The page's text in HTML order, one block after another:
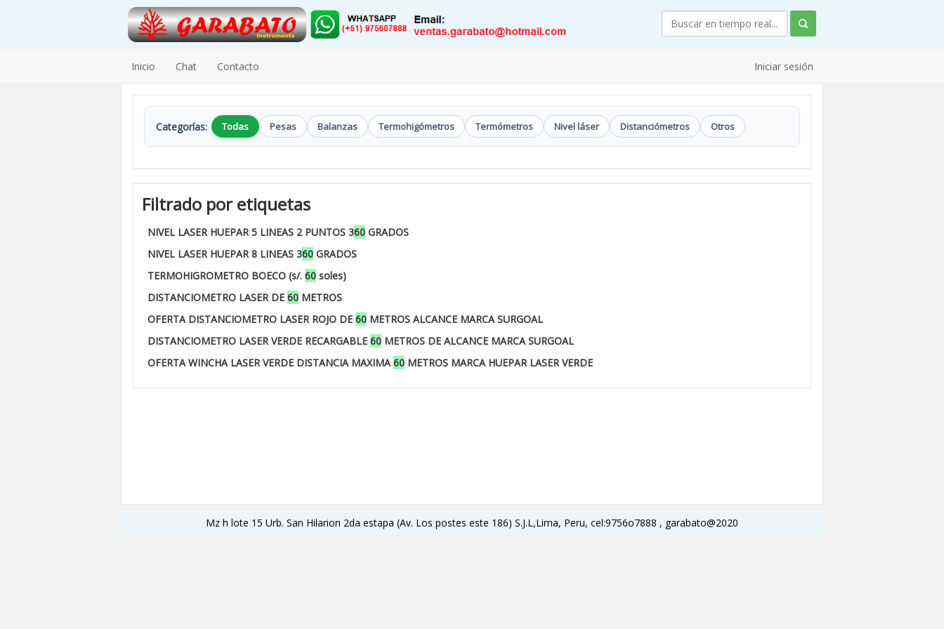
Inicio Chat Contacto Iniciar sesión
Categorías: Todas Pesas Balanzas Termohigómetros Termómetros Nivel láser Distanciómetros Otros
Filtrado por etiquetas
NIVEL LASER HUEPAR 5 LINEAS 2 PUNTOS 360 GRADOS
NIVEL LASER HUEPAR 8 LINEAS 360 GRADOS
TERMOHIGROMETRO BOECO (s/. 60 soles)
DISTANCIOMETRO LASER DE 60 METROS
OFERTA DISTANCIOMETRO LASER ROJO DE 60 METROS ALCANCE MARCA SURGOAL
DISTANCIOMETRO LASER VERDE RECARGABLE 60 METROS DE ALCANCE MARCA SURGOAL
OFERTA WINCHA LASER VERDE DISTANCIA MAXIMA60 METROS MARCA HUEPAR LASER VERDE
Mz h lote 15 Urb. San Hilarion 2da estapa (Av. Los postes este 186) S.J.L,Lima, Peru, cel:9756o7888 , garabato@2020